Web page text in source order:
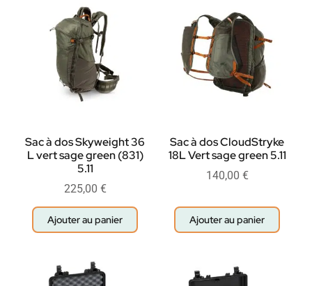
Sac à dos Skyweight 36
L vert sage green (831)
5.11
225,00 €
Ajouter au panier
Sac à dos CloudStryke
18L Vert sage green 5.11
140,00 €
Ajouter au panier